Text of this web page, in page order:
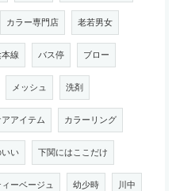
カラー専門店 老若男女
線 バス停 ブロー
メッシュ 洗剤
アイテム カラーリング
い 下関にはここだけ
ィーベージュ 幼少時 川中